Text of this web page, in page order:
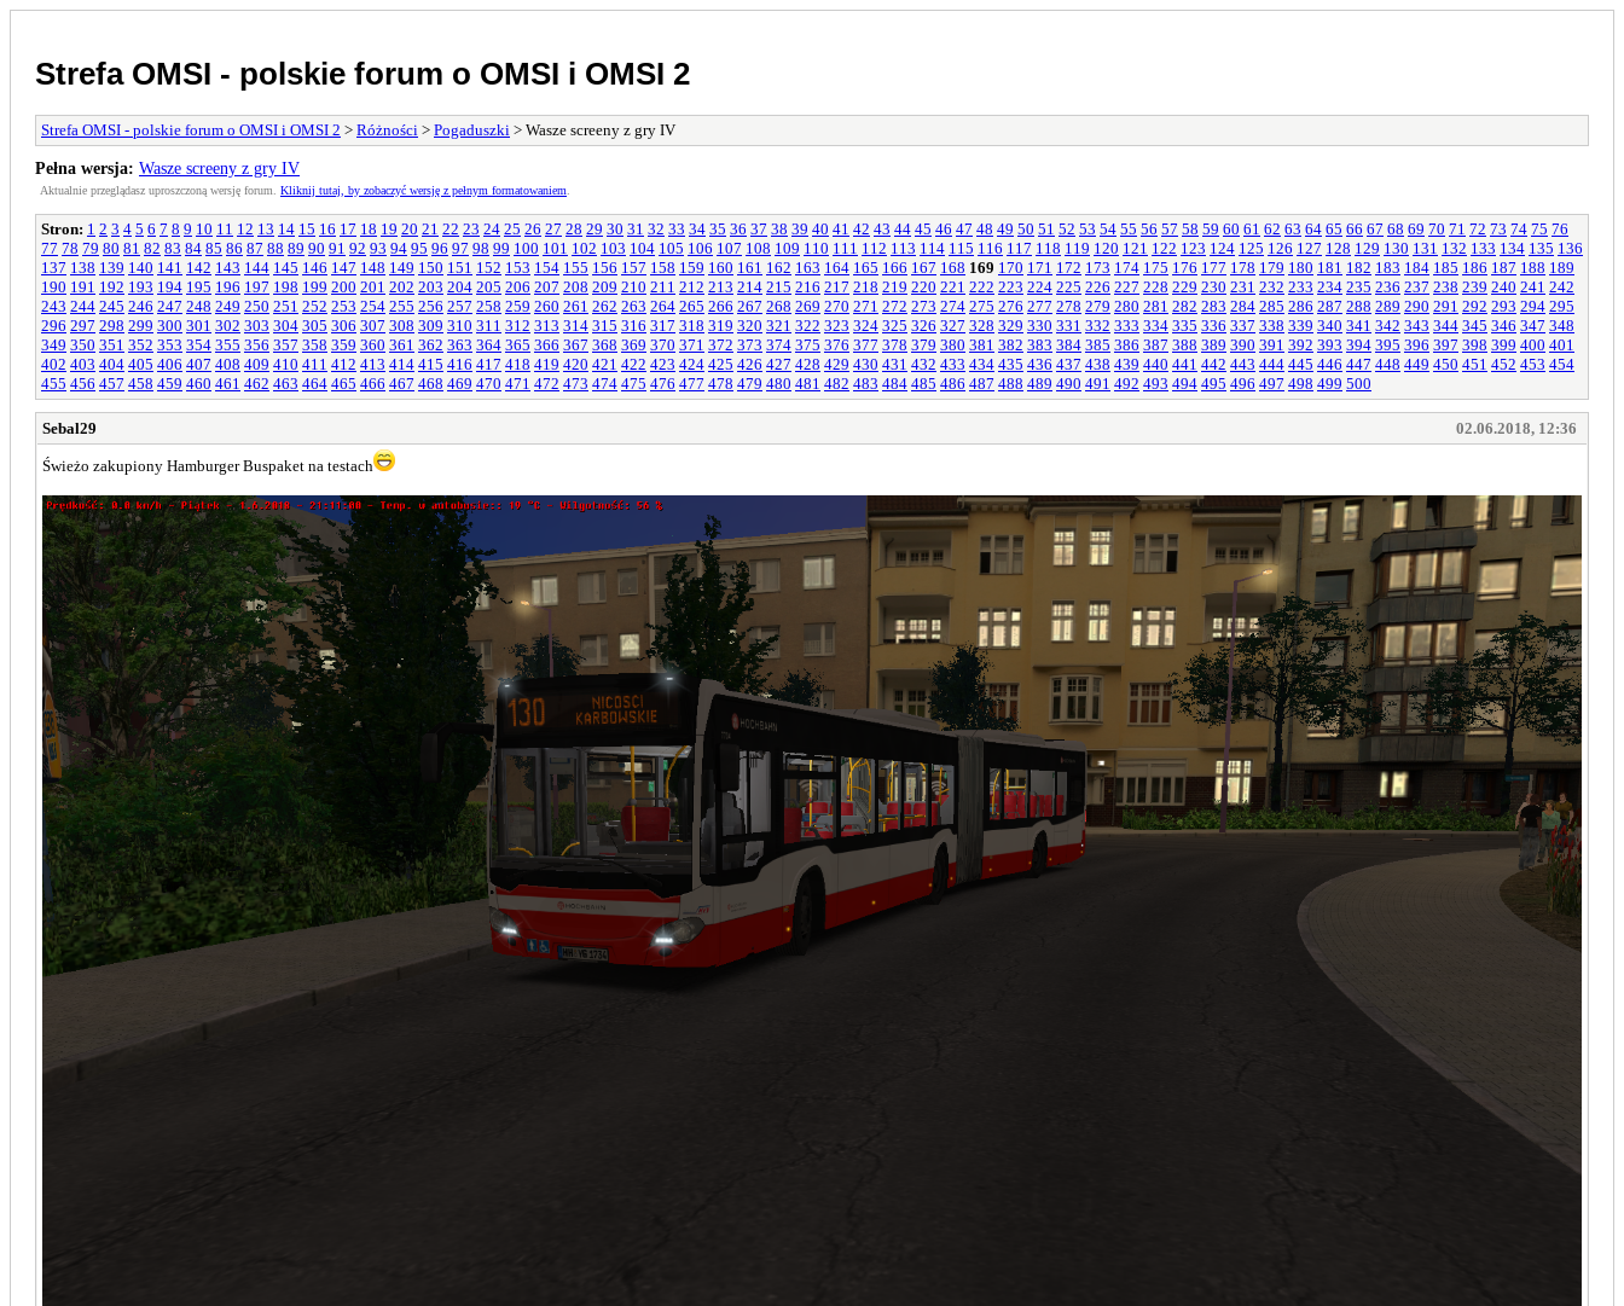
Strefa OMSI - polskie forum o OMSI i OMSI 2
Strefa OMSI - polskie forum o OMSI i OMSI 2 > Różności > Pogaduszki > Wasze screeny z gry IV
Pełna wersja: Wasze screeny z gry IV
Aktualnie przeglądasz uproszczoną wersję forum. Kliknij tutaj, by zobaczyć wersję z pełnym formatowaniem
Stron: 1 2 3 4 5 6 7 8 9 10 11 12 13 14 15 16 17 18 19 20 21 22 23 24 25 26 27 28 29 30 31 32 33 34 35 36 37 38 39 40 41 42 43 44 45 46 47 48 49 50 51 52 53 54 55 56 57 58 59 60 61 62 63 64 65 66 67 68 69 70 71 72 73 74 75 76
77 78 79 80 81 82 83 84 85 86 87 88 89 90 91 92 93 94 95 96 97 98 99 100 101 102 103 104 105 106 107 108 109 110 111 112 113 114 115 116 117 118 119 120 121 122 123 124 125 126 127 128 129 130 131 132 133 134 135 136
137 138 139 140 141 142 143 144 145 146 147 148 149 150 151 152 153 154 155 156 157 158 159 160 161 162 163 164 165 166 167 168 169 170 171 172 173 174 175 176 177 178 179 180 181 182 183 184 185 186 187 188 189
190 191 192 193 194 195 196 197 198 199 200 201 202 203 204 205 206 207 208 209 210 211 212 213 214 215 216 217 218 219 220 221 222 223 224 225 226 227 228 229 230 231 232 233 234 235 236 237 238 239 240 241 242
243 244 245 246 247 248 249 250 251 252 253 254 255 256 257 258 259 260 261 262 263 264 265 266 267 268 269 270 271 272 273 274 275 276 277 278 279 280 281 282 283 284 285 286 287 288 289 290 291 292 293 294 295
296 297 298 299 300 301 302 303 304 305 306 307 308 309 310 311 312 313 314 315 316 317 318 319 320 321 322 323 324 325 326 327 328 329 330 331 332 333 334 335 336 337 338 339 340 341 342 343 344 345 346 347 348
349 350 351 352 353 354 355 356 357 358 359 360 361 362 363 364 365 366 367 368 369 370 371 372 373 374 375 376 377 378 379 380 381 382 383 384 385 386 387 388 389 390 391 392 393 394 395 396 397 398 399 400 401
402 403 404 405 406 407 408 409 410 411 412 413 414 415 416 417 418 419 420 421 422 423 424 425 426 427 428 429 430 431 432 433 434 435 436 437 438 439 440 441 442 443 444 445 446 447 448 449 450 451 452 453 454
455 456 457 458 459 460 461 462 463 464 465 466 467 468 469 470 471 472 473 474 475 476 477 478 479 480 481 482 483 484 485 486 487 488 489 490 491 492 493 494 495 496 497 498 499 500
Sebal29 02.06.2018, 12:36
Świeżo zakupiony Hamburger Buspaket na testach